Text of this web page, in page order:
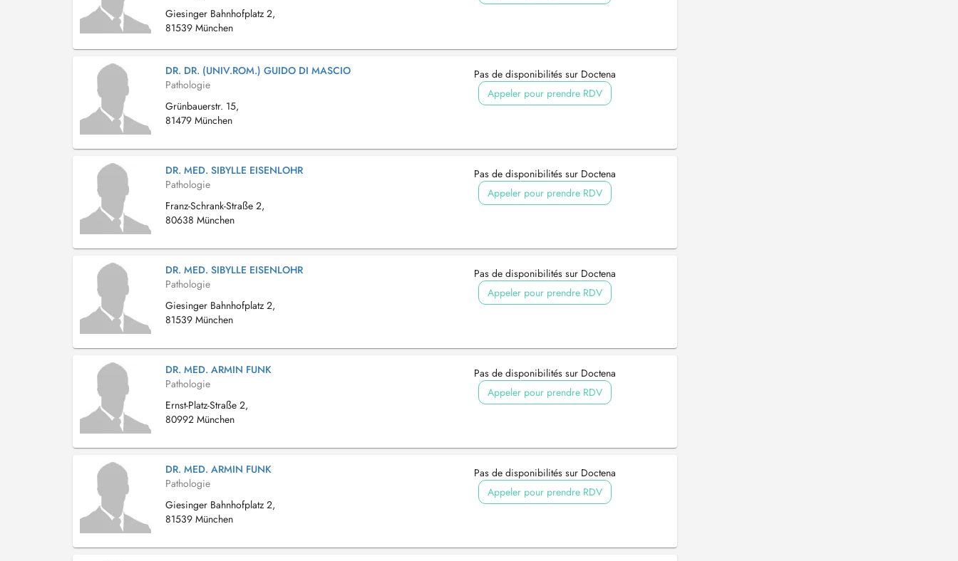
Giesinger Bahnhofplatz 2,
81539 München
DR. DR. (UNIV.ROM.) GUIDO DI MASCIO
Pathologie
Grünbauerstr. 15,
81479 München
Pas de disponibilités sur Doctena
Appeler pour prendre RDV
DR. MED. SIBYLLE EISENLOHR
Pathologie
Franz-Schrank-Straße 2,
80638 München
Pas de disponibilités sur Doctena
Appeler pour prendre RDV
DR. MED. SIBYLLE EISENLOHR
Pathologie
Giesinger Bahnhofplatz 2,
81539 München
Pas de disponibilités sur Doctena
Appeler pour prendre RDV
DR. MED. ARMIN FUNK
Pathologie
Ernst-Platz-Straße 2,
80992 München
Pas de disponibilités sur Doctena
Appeler pour prendre RDV
DR. MED. ARMIN FUNK
Pathologie
Giesinger Bahnhofplatz 2,
81539 München
Pas de disponibilités sur Doctena
Appeler pour prendre RDV